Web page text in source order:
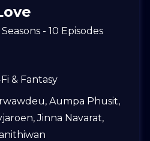
Seasons - 10 Episodes
& Fantasy
, Aumpa Phusit,
,Jinna Navarat,